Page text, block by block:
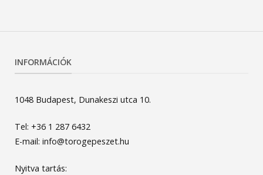
INFORMÁCIÓK
1048 Budapest, Dunakeszi utca 10.
Tel: +36 1 287 6432
E-mail: info@torogepeszet.hu
Nyitva tartás: